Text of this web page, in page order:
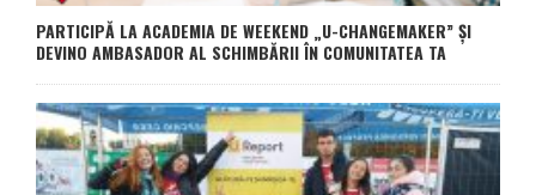
PARTICIPĂ LA ACADEMIA DE WEEKEND „U-CHANGEMAKER” ȘI
DEVINO AMBASADOR AL SCHIMBĂRII ÎN COMUNITATEA TA